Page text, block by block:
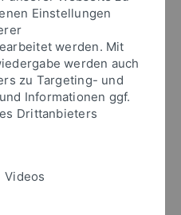
aktuell Nr.
für den
Einstellungen
werden. Mit
werden auch
zu Targeting- und
Informationen ggf.
Drittanbieters
Videos